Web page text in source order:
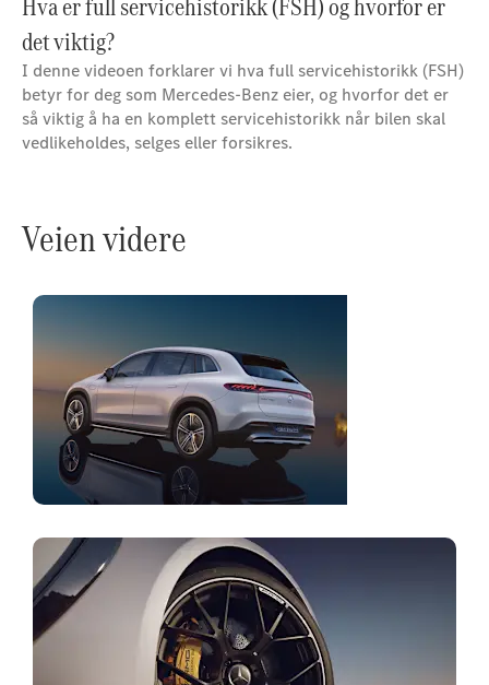
det viktig?
I denne videoen forklarer vi hva full servicehistorikk (FSH)
betyr for deg som Mercedes-Benz eier, og hvorfor det er
så viktig å ha en komplett servicehistorikk når bilen skal
vedlikeholdes, selges eller forsikres.
Veien videre